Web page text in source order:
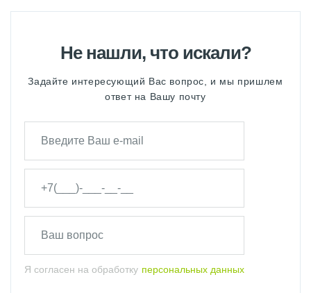
Не нашли, что искали?
Задайте интересующий Вас вопрос, и мы пришлем
ответ на Вашу почту
Я согласен на обработку персональных данных